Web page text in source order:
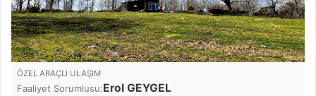
ÖZEL ARAÇLI ULAŞIM
Faaliyet Sorumlusu:Erol GEYGEL